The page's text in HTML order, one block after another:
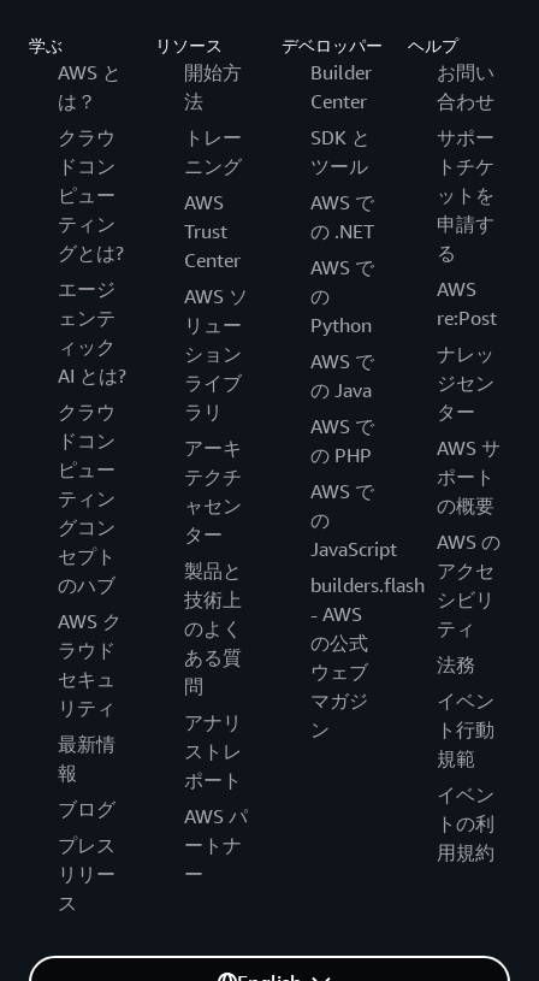
学ぶ
AWS と
は？
クラウ
ドコン
ピュー
ティン
グとは?
エージ
ェンテ
ィック
AI とは?
クラウ
ドコン
ピュー
ティン
グコン
セプト
のハブ
AWS ク
ラウド
セキュ
リティ
最新情
報
ブログ
プレス
リリー
ス
リソース
開始方
法
トレー
ニング
AWS
Trust
Center
AWS ソ
リュー
ション
ライブ
ラリ
アーキ
テクチ
ャセン
ター
製品と
技術上
のよく
ある質
問
アナリ
ストレ
ポート
AWS パ
ートナ
ー
デベロッパー
Builder
Center
SDK と
ツール
AWS で
の .NET
AWS で
の
Python
AWS で
の Java
AWS で
の PHP
AWS で
の
JavaScript
builders.flash
- AWS
の公式
ウェブ
マガジ
ン
ヘルプ
お問い
合わせ
サポー
トチケ
ットを
申請す
る
AWS
re:Post
ナレッ
ジセン
ター
AWS サ
ポート
の概要
AWS の
アクセ
シビリ
ティ
法務
イベン
ト行動
規範
イベン
トの利
用規約